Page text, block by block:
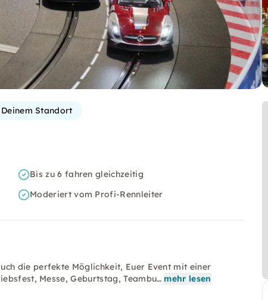
Standort
Bis zu 6 fahren gleichzeitig
Moderiert vom Profi-Rennleiter
die perfekte Möglichkeit, Euer Event mit einer
Messe, Geburtstag, Teambu… mehr lesen